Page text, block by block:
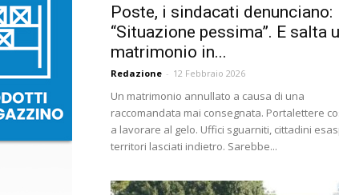
Poste, i sindacati denunciano:
“Situazione pessima”. E salta
matrimonio in...
Redazione - 12 Febbraio 2026
Un matrimonio annullato a causa di una
raccomandata mai consegnata. Portalettere
a lavorare al gelo. Uffici sguarniti, cittadini
territori lasciati indietro. Sarebbe...